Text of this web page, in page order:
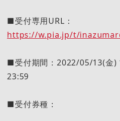
■受付専用URL：
https://w.pia.jp/t/
■受付期間：2022/05/13(金
23:59
■受付券種：